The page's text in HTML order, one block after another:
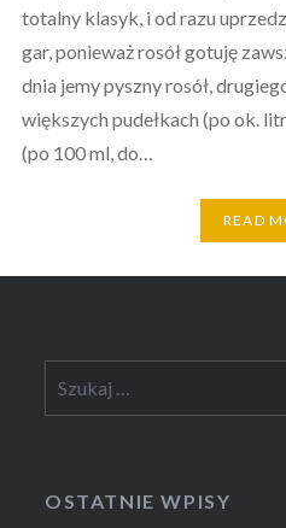
totalny klasyk, i od razu
gar, ponieważ rosół gotuję
dnia jemy pyszny rosół,
większych pudełkach (po ok.
(po 100 ml, do…
READ
OSTATNIE WPISY